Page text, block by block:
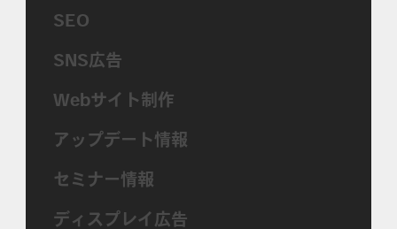
SEO
SNS広告
Webサイト制作
アップデート情報
セミナー情報
ディスプレイ広告